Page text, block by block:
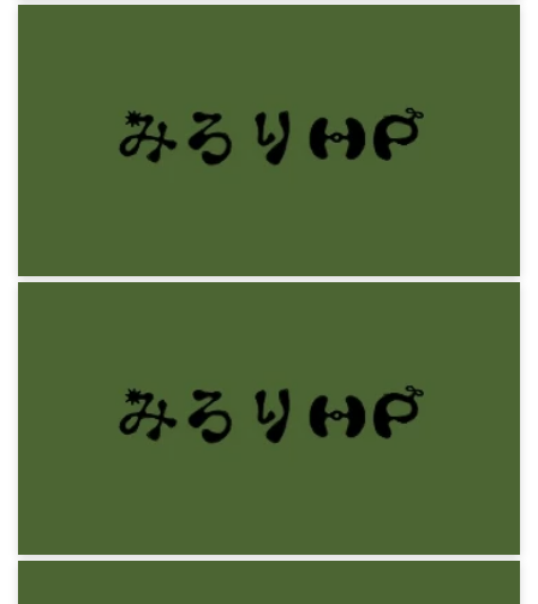
A.C.グレーリング『ウィトゲンシュタイン』
最近みた映画の感想